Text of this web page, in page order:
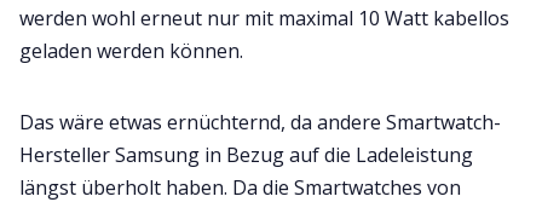
werden wohl erneut nur mit maximal 10 Watt kabellos
geladen werden können.
Das wäre etwas ernüchternd, da andere Smartwatch-
Hersteller Samsung in Bezug auf die Ladeleistung
längst überholt haben. Da die Smartwatches von